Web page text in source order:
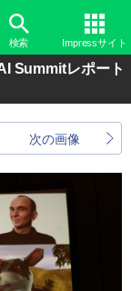
検索 Impressサイト
Summitレポート
次の画像